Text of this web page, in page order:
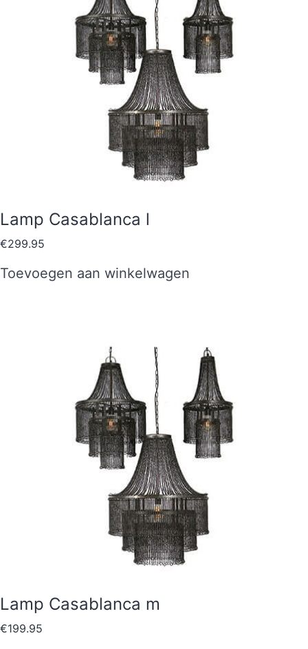
Lamp Casablanca l
€299.95
Toevoegen aan winkelwagen
Lamp Casablanca m
€199.95